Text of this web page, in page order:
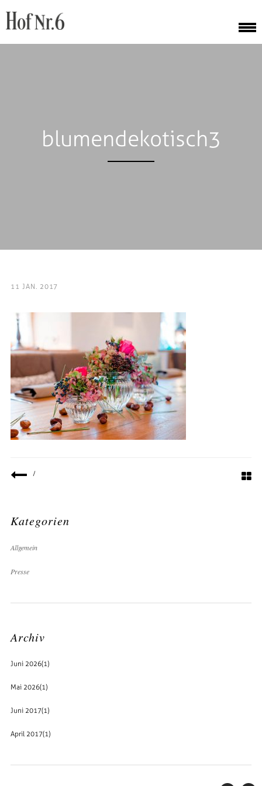
blumendekotisch3
11 JAN. 2017
/
Kategorien
Allgemein
Presse
Archiv
Juni 2026(1)
Mai 2026(1)
Juni 2017(1)
April 2017(1)